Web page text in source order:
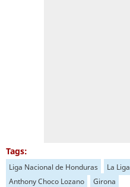
Tags:
Liga Nacional de Honduras La Liga
Anthony Choco Lozano
Girona